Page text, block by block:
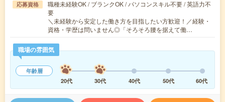
応募資格
職種未経験OK / ブランクOK / パソコンスキル不要 / 英語力不
要
＼未経験から安定した働き方を目指したい方歓迎！／経験・
資格・学歴は問いません◎「そろそろ腰を据えて働…
職場の雰囲気
年齢層
20代
30代 40代 50代 60代